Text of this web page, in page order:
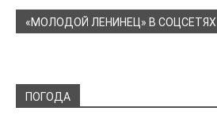
«МОЛОДОЙ ЛЕНИНЕЦ» В СОЦСЕТЯХ
ПОГОДА